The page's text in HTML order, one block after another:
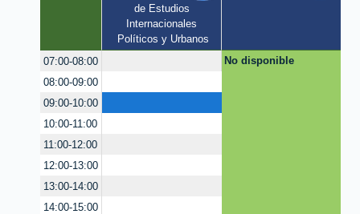
de Estudios
Internacionales
Políticos y Urbanos
07:00-08:00
No disponible
08:00-09:00
09:00-10:00
10:00-11:00
11:00-12:00
12:00-13:00
13:00-14:00
14:00-15:00